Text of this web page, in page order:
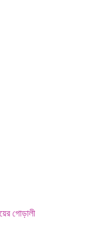
গোড়ালী